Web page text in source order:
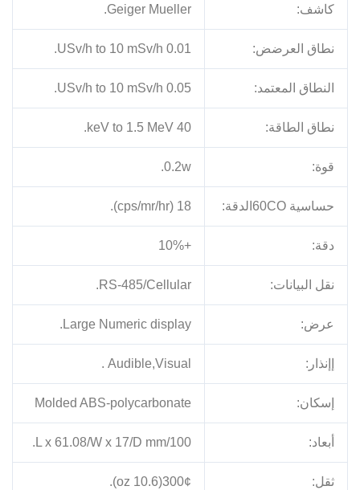
كاشف: Geiger Mueller.
نطاق العرضض: 0.01 USv/h to 10 mSv/h.
النطاق المعتمد: 0.05 USv/h to 10 mSv/h.
نطاق الطاقة: 40 keV to 1.5 MeV.
قوة: 0.2w.
حساسية 60COالدقة: 18 (cps/mr/hr).
دقة: +10%
نقل البيانات: RS-485/Cellular.
عرض: Large Numeric display.
إإنذار: Audible,Visual .
إسكان: Molded ABS-polycarbonate
أبعاد: 100/L x 61.08/W x 17/D mm.
ثقل: 300¢(10.6 oz).